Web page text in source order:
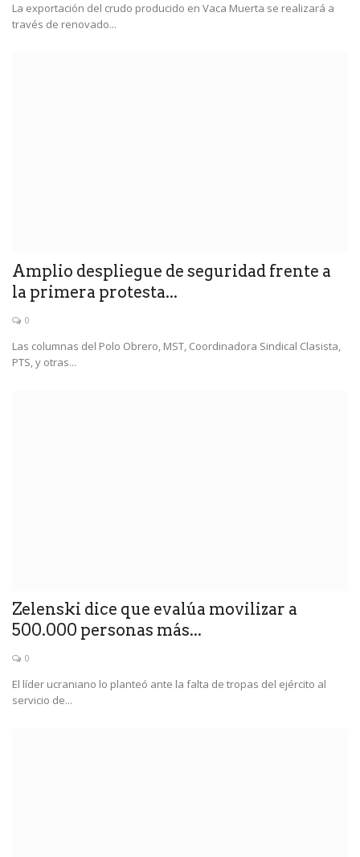
La exportación del crudo producido en Vaca Muerta se realizará a
través de renovado...
Amplio despliegue de seguridad frente a
la primera protesta...
0
Las columnas del Polo Obrero, MST, Coordinadora Sindical Clasista,
PTS, y otras...
Zelenski dice que evalúa movilizar a
500.000 personas más...
0
El líder ucraniano lo planteó ante la falta de tropas del ejército al
servicio de...